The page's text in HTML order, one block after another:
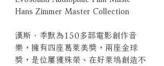
Hans Zimmer Master Collection
漢斯．季默為150多部電影創作音
樂，擁有四座葛萊美獎，兩座金球
獎，是位屢獲殊榮、在好萊塢創造不